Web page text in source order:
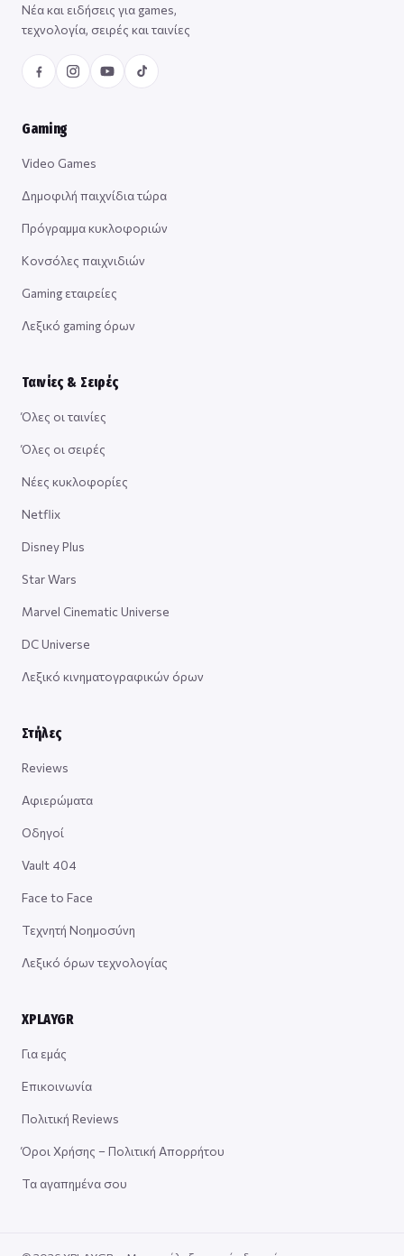
Νέα και ειδήσεις για games,
τεχνολογία, σειρές και ταινίες
Gaming
Video Games
Δημοφιλή παιχνίδια τώρα
Πρόγραμμα κυκλοφοριών
Κονσόλες παιχνιδιών
Gaming εταιρείες
Λεξικό gaming όρων
Ταινίες & Σειρές
Όλες οι ταινίες
Όλες οι σειρές
Νέες κυκλοφορίες
Netflix
Disney Plus
Star Wars
Marvel Cinematic Universe
DC Universe
Λεξικό κινηματογραφικών όρων
Στήλες
Reviews
Αφιερώματα
Οδηγοί
Vault 404
Face to Face
Τεχνητή Νοημοσύνη
Λεξικό όρων τεχνολογίας
XPLAYGR
Για εμάς
Επικοινωνία
Πολιτική Reviews
Όροι Χρήσης – Πολιτική Απορρήτου
Τα αγαπημένα σου